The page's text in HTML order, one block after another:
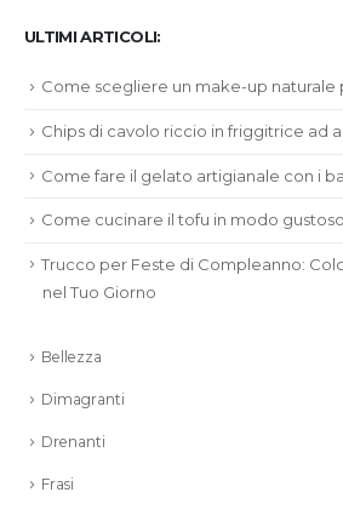
ULTIMI ARTICOLI:
Come scegliere un make-up naturale
Chips di cavolo riccio in friggitrice ad
Come fare il gelato artigianale con i
Come cucinare il tofu in modo
Trucco per Feste di Compleanno:
nel Tuo Giorno
Bellezza
Dimagranti
Drenanti
Frasi